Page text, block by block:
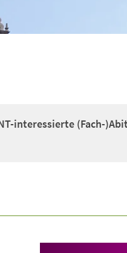
interessierte (Fach-